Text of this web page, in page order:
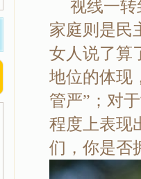
视线一转
家庭则是民
女人说了算
地位的体现
管严”；对
程度上表现
们，你是否